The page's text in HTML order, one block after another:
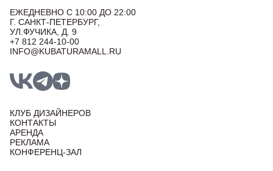
ЕЖЕДНЕВНО С 10:00 ДО 22:00
Г. САНКТ-ПЕТЕРБУРГ,
УЛ.ФУЧИКА, Д. 9
+7 812 244-10-00
INFO@KUBATURAMALL.RU
КЛУБ ДИЗАЙНЕРОВ
КОНТАКТЫ
АРЕНДА
РЕКЛАМА
КОНФЕРЕНЦ-ЗАЛ